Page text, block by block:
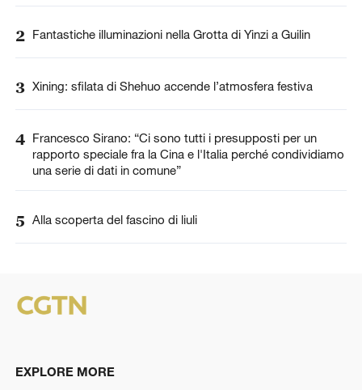
2 Fantastiche illuminazioni nella Grotta di Yinzi a Guilin
3 Xining: sfilata di Shehuo accende l’atmosfera festiva
4 Francesco Sirano: “Ci sono tutti i presupposti per un
rapporto speciale fra la Cina e l'Italia perché condividiamo
una serie di dati in comune”
5 Alla scoperta del fascino di liuli
EXPLORE MORE